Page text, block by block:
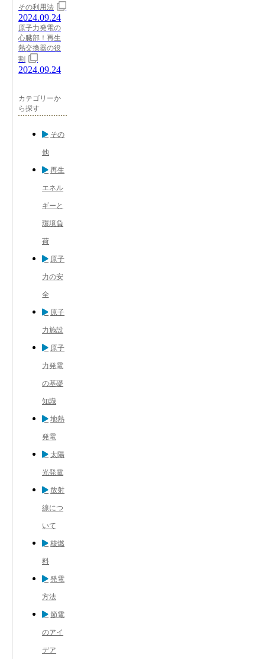
その利用法
2024.09.24
原子力発電の
心臓部！再生
熱交換器の役
割
2024.09.24
カテゴリーか
ら探す
その
他
再生
エネル
ギーと
環境負
荷
原子
力の安
全
原子
力施設
原子
力発電
の基礎
知識
地熱
発電
太陽
光発電
放射
線につ
いて
核燃
料
発電
方法
節電
のアイ
デア